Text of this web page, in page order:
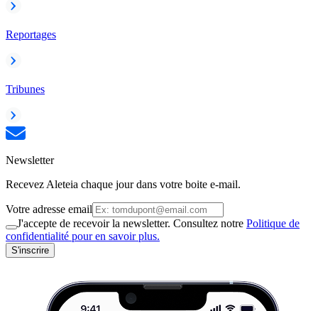
Reportages
Tribunes
Newsletter
Recevez Aleteia chaque jour dans votre boite e-mail.
Votre adresse email
J'accepte de recevoir la newsletter. Consultez notre Politique de
confidentialité pour en savoir plus.
S'inscrire